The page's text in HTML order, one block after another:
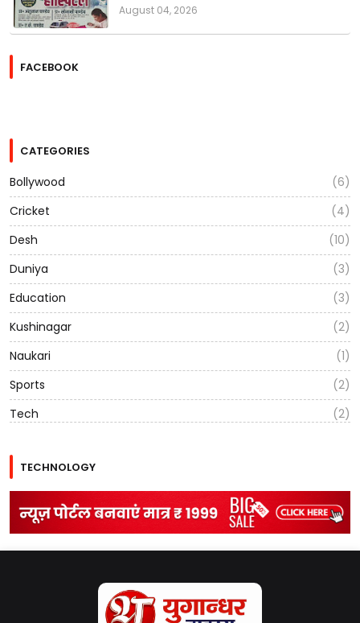
August 04, 2026
FACEBOOK
CATEGORIES
Bollywood
(6)
Cricket
(4)
Desh
(10)
Duniya
(3)
Education
(3)
Kushinagar
(2)
Naukari
(1)
Sports
(2)
Tech
(2)
TECHNOLOGY